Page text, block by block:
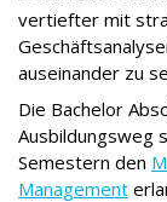
vertiefter mit
auseinander zu
Die Bachelor
Ausbildungsweg
Semestern den
Management